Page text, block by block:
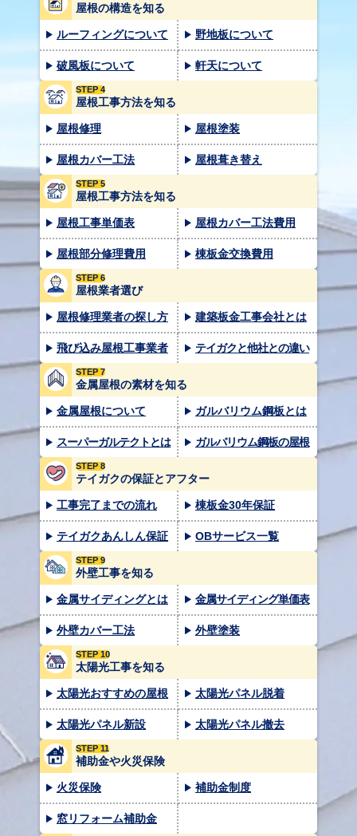
屋根の構造を知る
ルーフィングについて 野地板について
破風板について 軒天について
STEP 4
屋根工事方法を知る
屋根修理 屋根塗装
屋根カバー工法 屋根葺き替え
STEP 5
屋根工事方法を知る
屋根工事単価表 屋根カバー工法費用
屋根部分修理費用 棟板金交換費用
STEP 6
屋根業者選び
屋根修理業者の探し方 建築板金工事会社とは
飛び込み屋根工事業者 テイガクと他社との違い
STEP 7
金属屋根の素材を知る
金属屋根について ガルバリウム鋼板とは
スーパーガルテクトとは ガルバリウム鋼板の屋根
STEP 8
テイガクの保証とアフター
工事完了までの流れ 棟板金30年保証
テイガクあんしん保証 OBサービス一覧
STEP 9
外壁工事を知る
金属サイディングとは 金属サイディング単価表
外壁カバー工法 外壁塗装
STEP 10
太陽光工事を知る
太陽光おすすめの屋根 太陽光パネル脱着
太陽光パネル新設 太陽光パネル撤去
STEP 11
補助金や火災保険
火災保険 補助金制度
窓リフォーム補助金